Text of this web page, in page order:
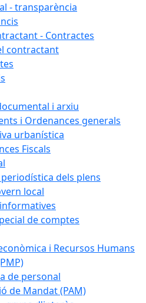
- transparència
- Contractes
contractant
i arxiu
i Ordenances generals
urbanística
Fiscals
dels plens
local
de comptes
i Recursos Humans
de personal
de Mandat (PAM)